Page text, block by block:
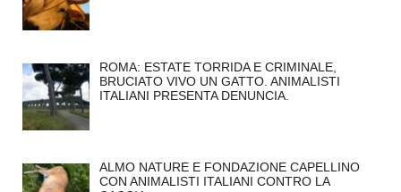
ROMA: ESTATE TORRIDA E CRIMINALE,
BRUCIATO VIVO UN GATTO. ANIMALISTI
ITALIANI PRESENTA DENUNCIA.
ALMO NATURE E FONDAZIONE CAPELLINO
CON ANIMALISTI ITALIANI CONTRO LA